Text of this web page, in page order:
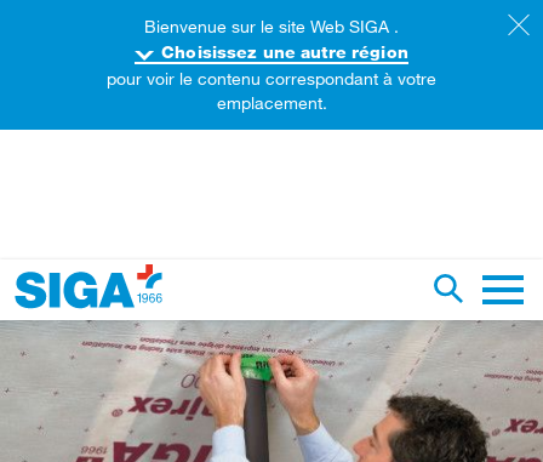
sur ce site web
Bienvenue sur le site Web SIGA .
Choisissez une autre région
pour voir le contenu correspondant à votre
emplacement.